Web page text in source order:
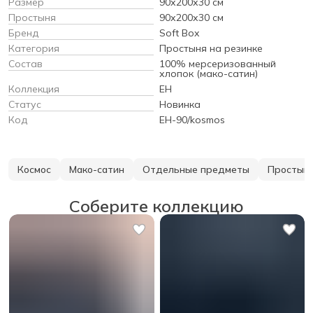
Простыня
90х200х30 см
Бренд
Soft Box
Категория
Простыня на резинке
Состав
100% мерсеризованный
хлопок (мако-сатин)
Коллекция
EH
Статус
Новинка
Код
EH-90/kosmos
Космос Мако-сатин Отдельные предметы
Соберите коллекцию